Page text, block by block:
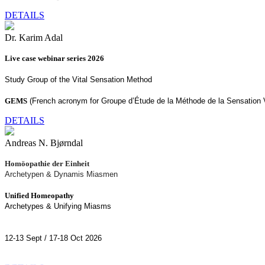
DETAILS
Dr. Karim Adal
Live case webinar series 2026
Study Group of the Vital Sensation Method
GEMS (French acronym for Groupe d’Étude de la Méthode de la Sensation
DETAILS
Andreas N. Bjørndal
Homöopathie der Einheit
Archetypen & Dynamis Miasmen
Unified Homeopathy
Archetypes & Unifying Miasms
12-13 Sept / 17-18 Oct 2026